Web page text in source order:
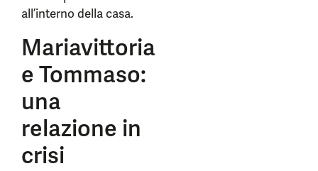
all’interno della casa.
Mariavittoria
e Tommaso:
una
relazione in
crisi